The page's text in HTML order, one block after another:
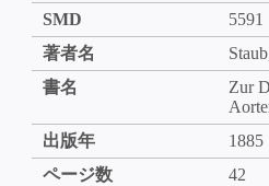
SMD
5591
著者名
書名
Zur
出版年
1885
ページ数
42